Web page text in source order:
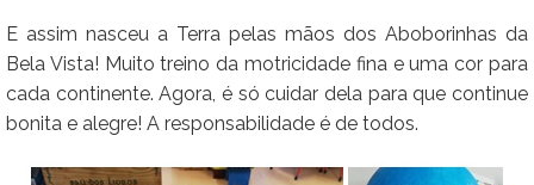
E assim nasceu a Terra pelas mãos dos Aboborinhas da
Bela Vista! Muito treino da motricidade fina e uma cor para
cada continente. Agora, é só cuidar dela para que continue
bonita e alegre! A responsabilidade é de todos.